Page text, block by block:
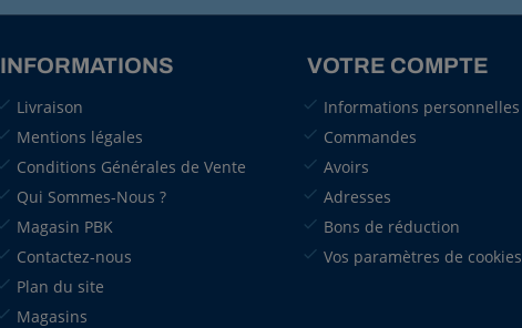
INFORMATIONS
Livraison
Mentions légales
Conditions Générales de Vente
Qui Sommes-Nous ?
Magasin PBK
Contactez-nous
Plan du site
Magasins
VOTRE COMPTE
Informations personnelles
Commandes
Avoirs
Adresses
Bons de réduction
Vos paramètres de cookies